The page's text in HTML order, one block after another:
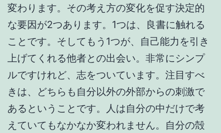
変わります。その考え方の変化を促す決定的
な要因が2つあります。1つは、良書に触れる
ことです。そしてもう1つが、自己能力を引き
上げてくれる他者との出会い。非常にシンプ
ルですけれど、志をついています。注目すべ
きは、どちらも自分以外の外部からの刺激で
あるということです。人は自分の中だけで考
えていてもなかなか変われません。自分の殻